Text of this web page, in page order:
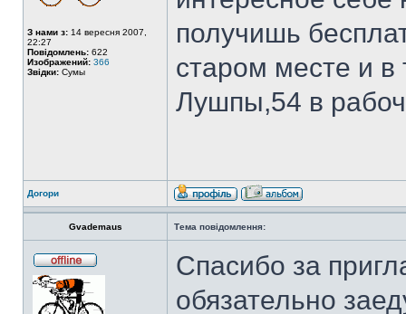
З нами з: 14 вересня 2007,
22:27
Повідомлень: 622
Изображений: 366
Звідки: Сумы
получишь
старом месте и
Лушпы,54 в
Догори
Gvademaus Тема повідомлення:
Спасибо за
обязательно